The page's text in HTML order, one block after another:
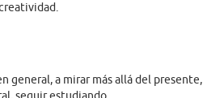
general, a mirar más allá del presente,